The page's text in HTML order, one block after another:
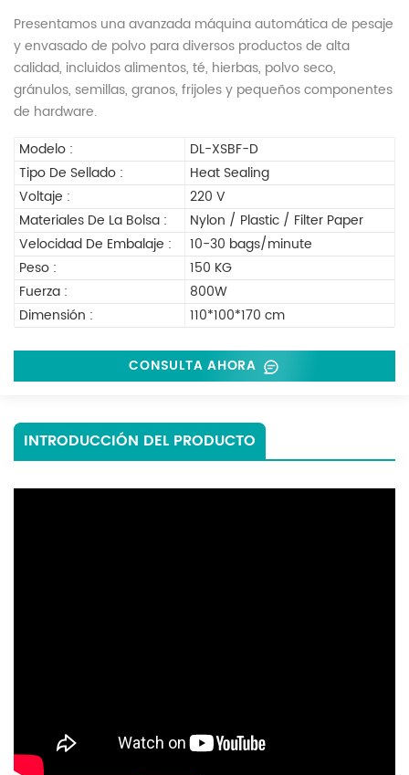
Presentamos una avanzada máquina automática de pesaje
y envasado de polvo para diversos productos de alta
calidad, incluidos alimentos, té, hierbas, polvo seco,
gránulos, semillas, granos, frijoles y pequeños componentes
de hardware.
Modelo :
DL-XSBF-D
Tipo De Sellado :
Heat Sealing
Voltaje :
220 V
Materiales De La Bolsa :
Nylon / Plastic / Filter Paper
Velocidad De Embalaje :
10-30 bags/minute
Peso :
150 KG
Fuerza :
800W
Dimensión :
110*100*170 cm
CONSULTA AHORA
INTRODUCCIÓN DEL PRODUCTO